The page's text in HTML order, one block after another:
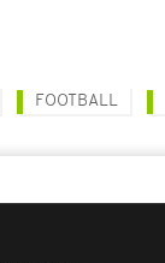
FOOTBALL